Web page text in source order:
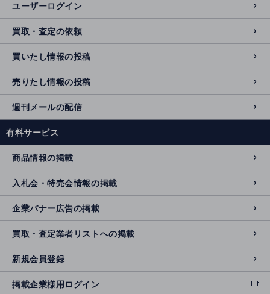
ユーザーログイン
買取・査定の依頼
買いたし情報の投稿
売りたし情報の投稿
週刊メールの配信
有料サービス
商品情報の掲載
入札会・特売会情報の掲載
企業バナー広告の掲載
買取・査定業者リストへの掲載
新規会員登録
掲載企業様用ログイン
ext